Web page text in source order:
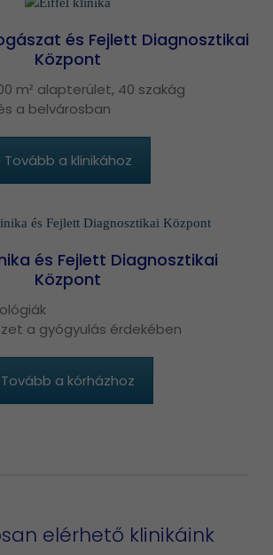
és Fejlett Diagnosztikai
Központ
m² alapterület, 40 szakág
a belvárosban
Tovább a klinikához
és Fejlett Diagnosztikai
Központ
a gyógyulás érdekében
Tovább a kórházhoz
elérhető klinikáink